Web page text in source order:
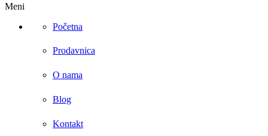
Meni
Početna
Prodavnica
O nama
Blog
Kontakt